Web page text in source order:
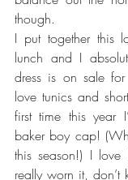
though.
I put together this
lunch and I
dress is on sale
love tunics and
first time this year
baker boy cap!
this season!) I love
really worn it,